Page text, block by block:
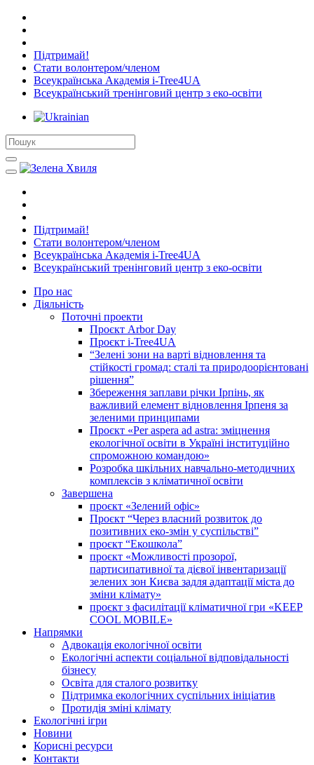
Підтримай!
Стати волонтером/членом
Всеукраїнська Академія i-Tree4UA
Всеукраїнський тренінговий центр з еко-освіти
Підтримай!
Стати волонтером/членом
Всеукраїнська Академія i-Tree4UA
Всеукраїнський тренінговий центр з еко-освіти
Про нас
Діяльність
Поточні проекти
Проєкт Arbor Day
Проєкт i-Tree4UA
“Зелені зони на варті відновлення та
стійкості громад: cталі та природоорієнтовані
рішення”
Збереження заплави річки Ірпінь, як
важливий елемент відновлення Ірпеня за
зеленими принципами
Проєкт «Per aspera ad astra: зміцнення
екологічної освіти в Україні інституційно
спроможною командою»
Розробка шкільних навчально-методичних
комплексів з кліматичної освіти
Завершена
проєкт «Зелений офіс»
Проєкт “Через власний розвиток до
позитивних еко-змін у суспільстві”
проєкт “Екошкола”
проєкт «Можливості прозорої,
партисипативної та дієвої інвентаризації
зелених зон Києва задля адаптації міста до
зміни клімату»
проєкт з фасилітації кліматичної гри «KEEP
COOL MOBILE»
Напрямки
Адвокація екологічної освіти
Екологічні аспекти соціальної відповідальності
бізнесу
Освіта для сталого розвитку
Підтримка екологічних суспільних ініціатив
Протидія зміні клімату
Екологічні ігри
Новини
Корисні ресурси
Контакти